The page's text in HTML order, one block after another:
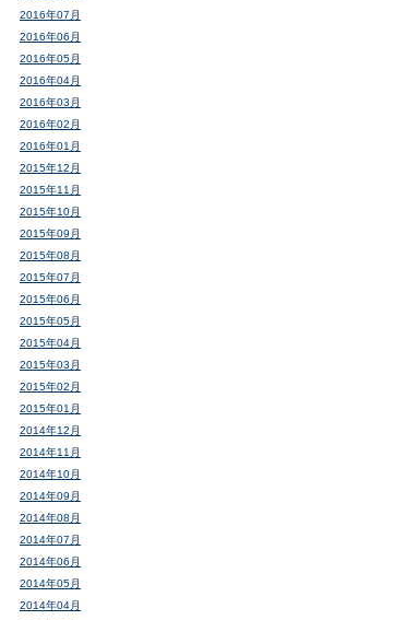
2016年07月
2016年06月
2016年05月
2016年04月
2016年03月
2016年02月
2016年01月
2015年12月
2015年11月
2015年10月
2015年09月
2015年08月
2015年07月
2015年06月
2015年05月
2015年04月
2015年03月
2015年02月
2015年01月
2014年12月
2014年11月
2014年10月
2014年09月
2014年08月
2014年07月
2014年06月
2014年05月
2014年04月